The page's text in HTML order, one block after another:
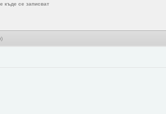
къде се записват